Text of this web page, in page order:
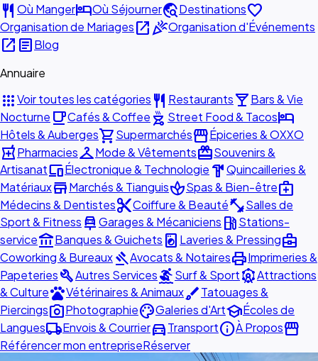
restaurant Où MangerhotelOù Séjournertravel_exploreDestinationsfavorite
Organisation de Mariagesopen_in_newcelebrationOrganisation d'Événements
open_in_new articleBlog
Annuaire
appsVoir toutes les catégories restaurant Restaurantslocal_barBars & Vie
Nocturne local_cafeCafés & Coffee outdoor_grill Street Food & Tacoshotel
Hôtels & Aubergesshopping_cartSupermarchésstorefrontÉpiceries & OXXO
local_pharmacyPharmaciescheckroomMode & VêtementsredeemSouvenirs &
ArtisanatdevicesÉlectronique & Technologie hardwareQuincailleries &
MatériauxstoreMarchés & TianguisspaSpas & Bien-êtremedical_services
Médecins & Dentistescontent_cutCoiffure & Beautéfitness_centerSalles de
Sport & Fitness car_repairGarages & Mécaniciens local_gas_stationStations-
serviceaccount_balanceBanques & Guichets local_laundry_service Laveries & Pressingbusiness_center
Coworking & BureauxgavelAvocats & NotairesprintImprimeries &
PapeteriesbuildAutres ServicessurfingSurf & SportattractionsAttractions
& CulturepetsVétérinaires & AnimauxbrushTatouages &
Piercingsphoto_cameraPhotographiepaletteGaleries d'ArtschoolÉcoles de
Langueslocal_shippingEnvois & Courrierdirections_carTransportinfoÀ Proposstorefront
Référencer mon entrepriseRéserver